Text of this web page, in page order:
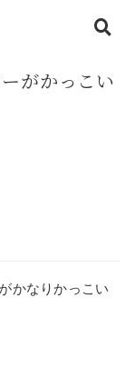
がかっこい
かなりかっこい